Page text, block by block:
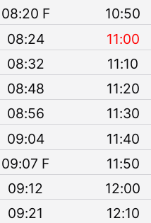
08:20 F
10:50
08:24
11:00
08:32
11:10
08:48
11:20
08:56
11:30
09:04
11:40
09:07 F
11:50
09:12
12:00
09:21
12:10